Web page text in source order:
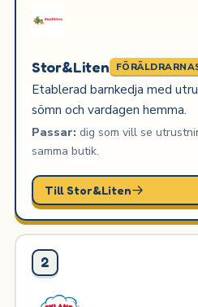
Stor&Liten
Etablerad barnkedja med
sömn och vardagen hemma.
Passar:dig som vill se
samma butik.
Till Stor&Liten
2